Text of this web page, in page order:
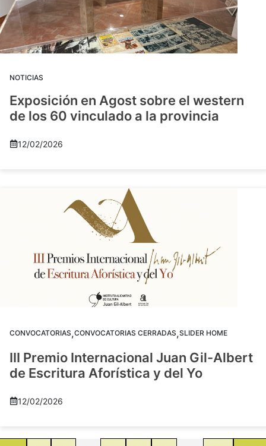
NOTICIAS
Exposición en Agost sobre el western
de los 60 vinculado a la provincia
12/02/2026
CONVOCATORIAS,CONVOCATORIAS CERRADAS,SLIDER HOME
III Premio Internacional Juan Gil-Albert
de Escritura Aforística y del Yo
12/02/2026